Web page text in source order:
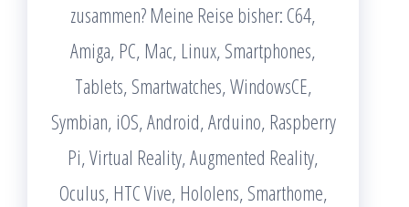
zusammen? Meine Reise bisher: C64,
Amiga, PC, Mac, Linux, Smartphones,
Tablets, Smartwatches, WindowsCE,
Symbian, iOS, Android, Arduino, Raspberry
Pi, Virtual Reality, Augmented Reality,
Oculus, HTC Vive, Hololens, Smarthome,